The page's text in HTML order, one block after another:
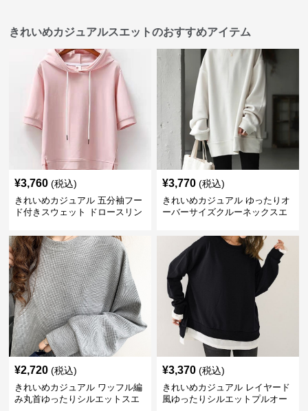
きれいめカジュアルスエットのおすすめアイテム
¥3,760 (税込)
きれいめカジュアル 五分袖フー
ド付きスウェット ドロースリン
¥3,770 (税込)
きれいめカジュアル ゆったりオ
ーバーサイズクルーネックスエ
¥2,720 (税込)
きれいめカジュアル ワッフル編
み丸首ゆったりシルエットスエ
¥3,370 (税込)
きれいめカジュアル レイヤード
風ゆったりシルエットプルオー